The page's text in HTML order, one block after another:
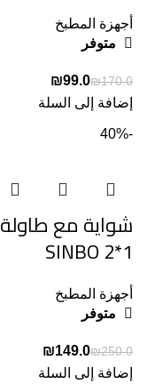
أجهزة المطبخ
متوفر
₪170.0
₪99.0
إضافة إلى السلة
-40%
شواية مع طاولة
SINBO 2*1
أجهزة المطبخ
متوفر
₪250.0
₪149.0
إضافة إلى السلة